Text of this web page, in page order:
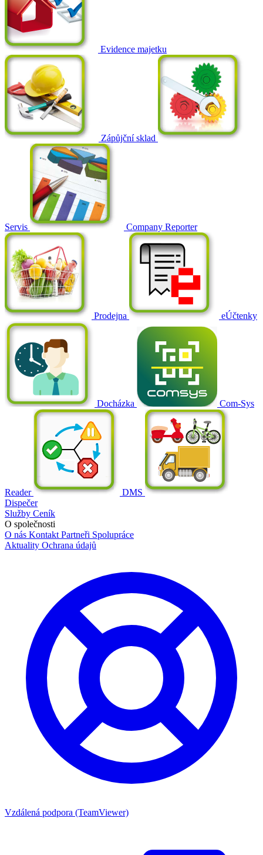
Evidence majetku
Zápůjční sklad
Servis Company Reporter
Prodejna eÚčtenky
Docházka Com-Sys
Reader
DMS
Dispečer
Služby Ceník
O společnosti
O nás Kontakt Partneři Spolupráce
Aktuality Ochrana údajů
Vzdálená podpora (TeamViewer)